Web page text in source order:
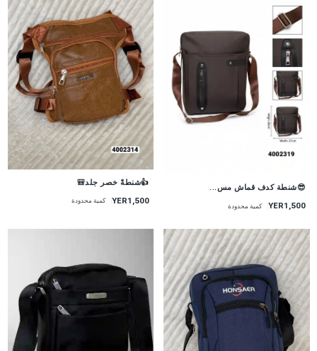
😎شنطة كدف قماش مس...
YER1,500 كمية محدودة
👍شنطةً خصر جلد🎒
YER1,500 كمية محدودة